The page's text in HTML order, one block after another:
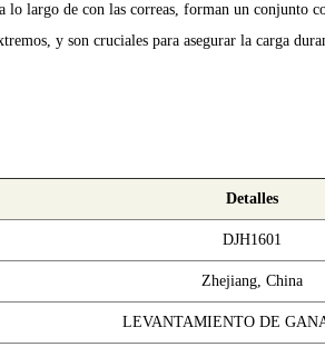
lo largo de con las correas, forman un conjunto
y son cruciales para asegurar la carga
Detalles
DJH1601
Zhejiang, China
LEVANTAMIENTO DE